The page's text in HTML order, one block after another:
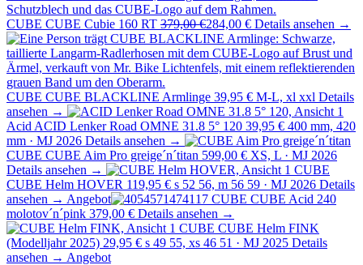
CUBE CUBE Cubie 160 RT 379,00 €284,00 € Details ansehen →
CUBE CUBE BLACKLINE Armlinge 39,95 € M-L, xl xxl Details
ansehen →
Acid ACID Lenker Road OMNE 31.8 5° 120 39,95 € 400 mm, 420
mm · MJ 2026 Details ansehen →
CUBE CUBE Aim Pro greige´n´titan 599,00 € XS, L · MJ 2026
Details ansehen →
CUBE
CUBE Helm HOVER 119,95 € s 52 56, m 56 59 · MJ 2026 Details
ansehen → Angebot CUBE CUBE Acid 240
molotov´n´pink 379,00 € Details ansehen →
CUBE CUBE Helm FINK
(Modelljahr 2025) 29,95 € s 49 55, xs 46 51 · MJ 2025 Details
ansehen → Angebot